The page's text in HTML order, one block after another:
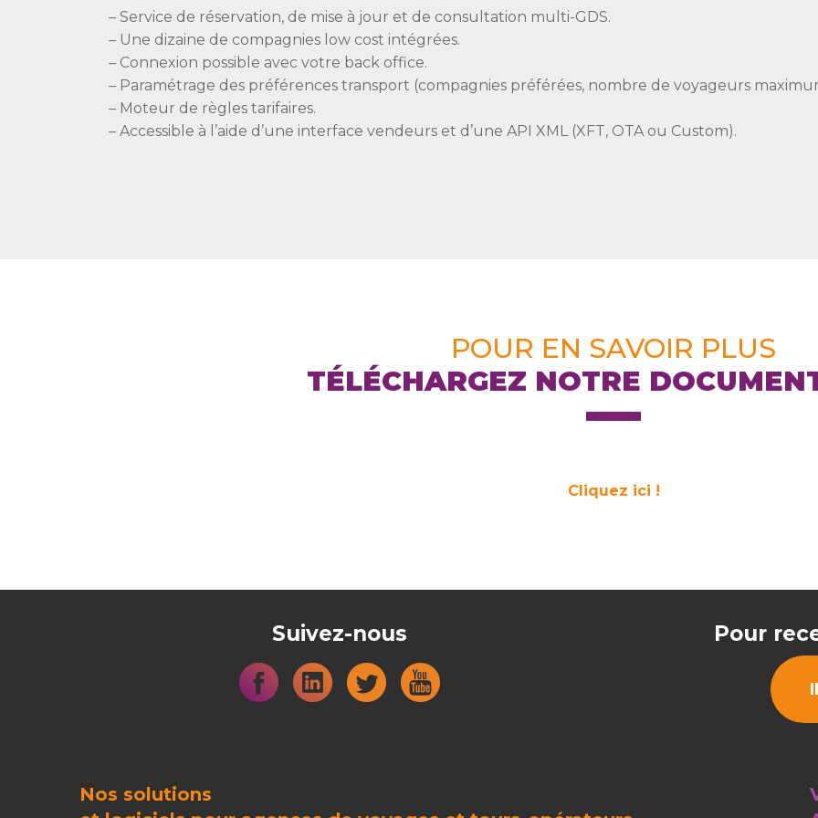
– Service de réservation, de mise à jour et de consultation multi-GDS.
– Une dizaine de compagnies low cost intégrées.
– Connexion possible avec votre back office.
– Paramétrage des préférences transport (compagnies préférées, nombre de voyageurs
– Moteur de règles tarifaires.
– Accessible à l’aide d’une interface vendeurs et d’une API XML (XFT, OTA ou Custom).
POUR EN SAVOIR PLUS
TÉLÉCHARGEZ NOTRE
Cliquez ici !
Suivez-nous Pour
Nos solutions